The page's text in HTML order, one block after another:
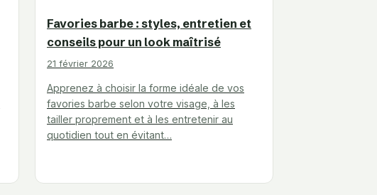
Favories barbe : styles, entretien et
conseils pour un look maîtrisé
21 février 2026
Apprenez à choisir la forme idéale de vos
favories barbe selon votre visage, à les
tailler proprement et à les entretenir au
quotidien tout en évitant…